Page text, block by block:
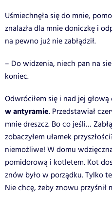
Uśmiechnęła się do mnie,
znalazła dla mnie doniczkę i
na pewno już nie zabłądził.
– Do widzenia, niech pan na
koniec.
Odwróciłem się i nad jej głową
w antyramie. Przedstawiał
mnie dreszcz. Bo co jeśli…
zobaczyłem ułamek
niemożliwe! W domu
pomidorową i kotletem. Kot
znów było w porządku. Tylko
Nie chcę, żeby znowu przyśnił